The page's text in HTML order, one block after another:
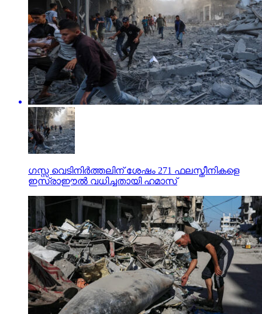
ഗസ്സ വെടിനിര്‍ത്തലിന് ശേഷം 271 ഫലസ്തീനികളെ
ഇസ്രാഈല്‍ വധിച്ചതായി ഹമാസ്